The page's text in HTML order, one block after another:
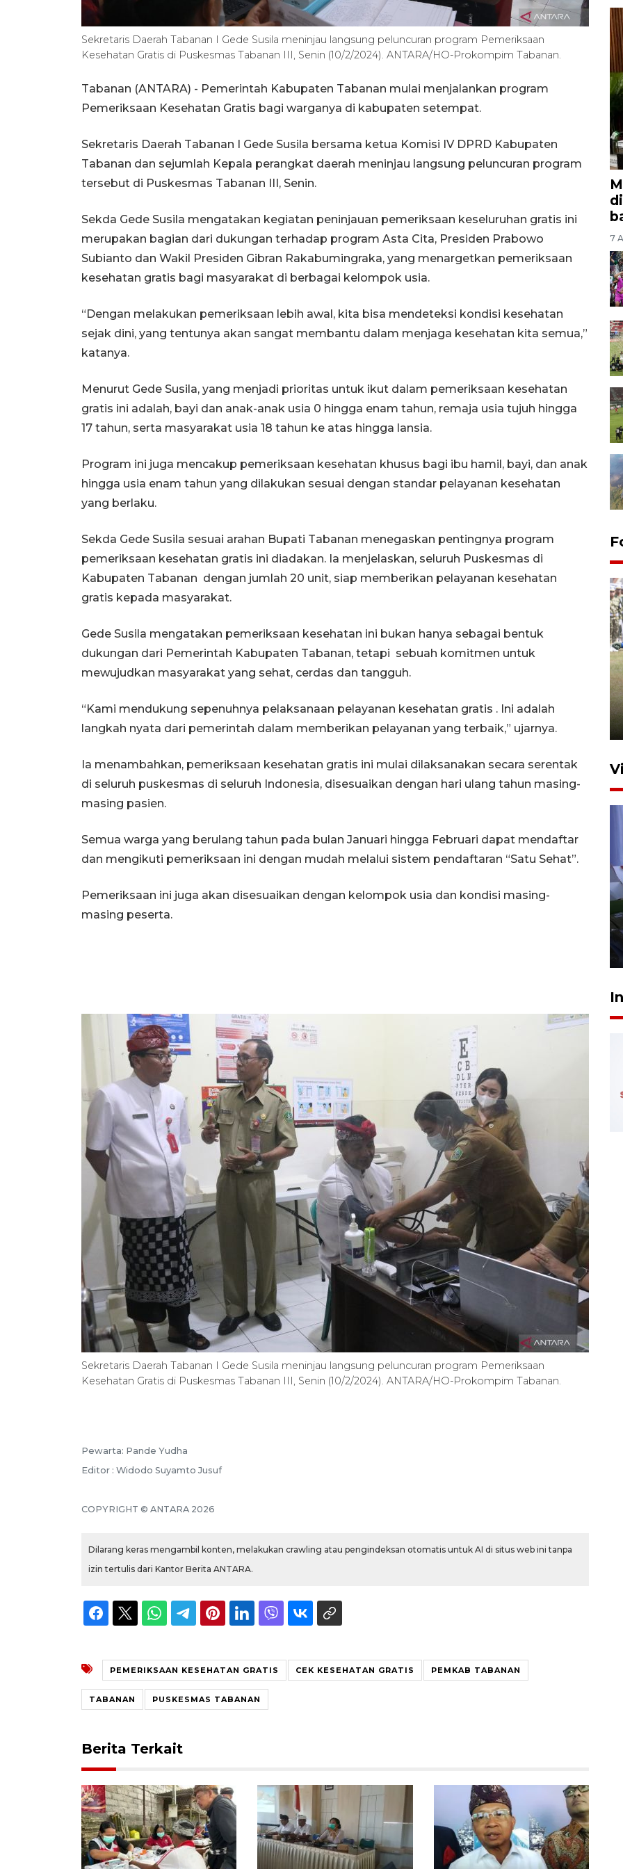
Sekretaris Daerah Tabanan I Gede Susila meninjau langsung peluncuran program Pemeriksaan
Kesehatan Gratis di Puskesmas Tabanan III, Senin (10/2/2024). ANTARA/HO-Prokompim Tabanan.
Tabanan (ANTARA) - Pemerintah Kabupaten Tabanan mulai menjalankan program
Pemeriksaan Kesehatan Gratis bagi warganya di kabupaten setempat.
Sekretaris Daerah Tabanan I Gede Susila bersama ketua Komisi IV DPRD Kabupaten
Tabanan dan sejumlah Kepala perangkat daerah meninjau langsung peluncuran program
tersebut di Puskesmas Tabanan III, Senin.
Sekda Gede Susila mengatakan kegiatan peninjauan pemeriksaan keseluruhan gratis ini
merupakan bagian dari dukungan terhadap program Asta Cita, Presiden Prabowo
Subianto dan Wakil Presiden Gibran Rakabumingraka, yang menargetkan pemeriksaan
kesehatan gratis bagi masyarakat di berbagai kelompok usia.
“Dengan melakukan pemeriksaan lebih awal, kita bisa mendeteksi kondisi kesehatan
sejak dini, yang tentunya akan sangat membantu dalam menjaga kesehatan kita semua,”
katanya.
Menurut Gede Susila, yang menjadi prioritas untuk ikut dalam pemeriksaan kesehatan
gratis ini adalah, bayi dan anak-anak usia 0 hingga enam tahun, remaja usia tujuh hingga
17 tahun, serta masyarakat usia 18 tahun ke atas hingga lansia.
Program ini juga mencakup pemeriksaan kesehatan khusus bagi ibu hamil, bayi, dan anak
hingga usia enam tahun yang dilakukan sesuai dengan standar pelayanan kesehatan
yang berlaku.
Sekda Gede Susila sesuai arahan Bupati Tabanan menegaskan pentingnya program
pemeriksaan kesehatan gratis ini diadakan. Ia menjelaskan, seluruh Puskesmas di
Kabupaten Tabanan dengan jumlah 20 unit, siap memberikan pelayanan kesehatan
gratis kepada masyarakat.
Gede Susila mengatakan pemeriksaan kesehatan ini bukan hanya sebagai bentuk
dukungan dari Pemerintah Kabupaten Tabanan, tetapi sebuah komitmen untuk
mewujudkan masyarakat yang sehat, cerdas dan tangguh.
“Kami mendukung sepenuhnya pelaksanaan pelayanan kesehatan gratis . Ini adalah
langkah nyata dari pemerintah dalam memberikan pelayanan yang terbaik,” ujarnya.
Ia menambahkan, pemeriksaan kesehatan gratis ini mulai dilaksanakan secara serentak
di seluruh puskesmas di seluruh Indonesia, disesuaikan dengan hari ulang tahun masing-
masing pasien.
Semua warga yang berulang tahun pada bulan Januari hingga Februari dapat mendaftar
dan mengikuti pemeriksaan ini dengan mudah melalui sistem pendaftaran “Satu Sehat”.
Pemeriksaan ini juga akan disesuaikan dengan kelompok usia dan kondisi masing-
masing peserta.
Sekretaris Daerah Tabanan I Gede Susila meninjau langsung peluncuran program Pemeriksaan
Kesehatan Gratis di Puskesmas Tabanan III, Senin (10/2/2024). ANTARA/HO-Prokompim Tabanan.
Pewarta: Pande Yudha
Editor : Widodo Suyamto Jusuf
COPYRIGHT © ANTARA 2026
Dilarang keras mengambil konten, melakukan crawling atau pengindeksan otomatis untuk AI di situs web ini tanpa
izin tertulis dari Kantor Berita ANTARA.
PEMERIKSAAN KESEHATAN GRATIS CEK KESEHATAN GRATIS PEMKAB TABANAN
TABANAN PUSKESMAS TABANAN
Berita Terkait
7
Pemerintah tunda pungutan
aplikasi belanja daring
6 Agustus 2026 16:45
Polisi tetapkan lima tersangka